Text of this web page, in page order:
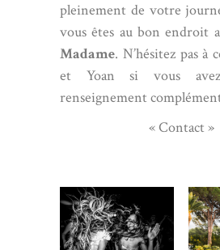
pleinement de votre
vous êtes au bon endroit
Madame. N’hésitez pas à
et Yoan si vous
renseignement
« Contact »